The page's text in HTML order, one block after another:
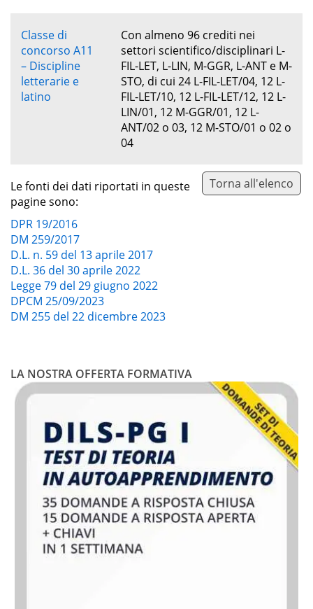
Classe di
concorso A11
– Discipline
letterarie e
latino
Con almeno 96 crediti nei
settori scientifico/disciplinari L-
FIL-LET, L-LIN, M-GGR, L-ANT e M-
STO, di cui 24 L-FIL-LET/04, 12 L-
FIL-LET/10, 12 L-FIL-LET/12, 12 L-
LIN/01, 12 M-GGR/01, 12 L-
ANT/02 o 03, 12 M-STO/01 o 02 o
04
Torna all'elenco
Le fonti dei dati riportati in queste
pagine sono:
DPR 19/2016
DM 259/2017
D.L. n. 59 del 13 aprile 2017
D.L. 36 del 30 aprile 2022
Legge 79 del 29 giugno 2022
DPCM 25/09/2023
DM 255 del 22 dicembre 2023
LA NOSTRA OFFERTA FORMATIVA